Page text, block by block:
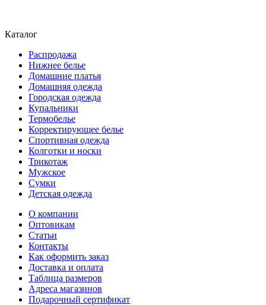
Каталог
Распродажа
Нижнее белье
Домашние платья
Домашняя одежда
Городская одежда
Купальники
Термобелье
Корректирующее белье
Спортивная одежда
Колготки и носки
Трикотаж
Мужское
Сумки
Детская одежда
О компании
Оптовикам
Статьи
Контакты
Как оформить заказ
Доставка и оплата
Таблица размеров
Адреса магазинов
Подарочный сертификат